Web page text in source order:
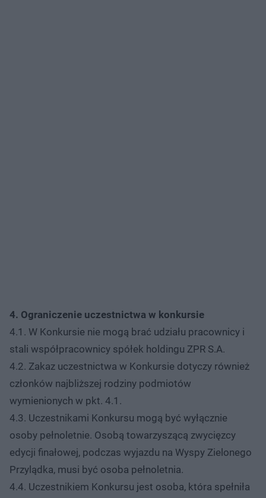
4. Ograniczenie uczestnictwa w konkursie
4.1. W Konkursie nie mogą brać udziału pracownicy i
stali współpracownicy spółek holdingu ZPR S.A.
4.2. Zakaz uczestnictwa w Konkursie dotyczy również
członków najbliższej rodziny podmiotów
wymienionych w pkt. 4.1.
4.3. Uczestnikami Konkursu mogą być wyłącznie
osoby pełnoletnie. Osobą towarzyszącą zwycięzcy
edycji finałowej, podczas wyjazdu na Wyspy Zielonego
Przylądka, musi być osoba pełnoletnia.
4.4. Uczestnikiem Konkursu jest osoba, która spełniła